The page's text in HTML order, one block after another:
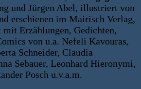
und Jürgen Abel, illustriert von
erschienen im Mairisch Verlag,
Erzählungen, Gedichten,
von u.a. Nefeli Kavouras,
Schneider, Claudia
Sebauer, Leonhard Hieronymi,
Posch u.v.a.m.